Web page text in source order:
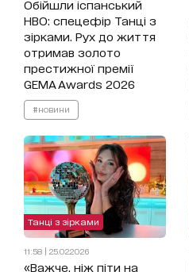
Обійшли іспанський
HBO: спецефір Танці з
зірками. Рух до життя
отримав золото
престижної премії
GEMA Awards 2026
#новини
Танці з зірками
11:58 | 25.02.2026
«Важче, ніж піти на